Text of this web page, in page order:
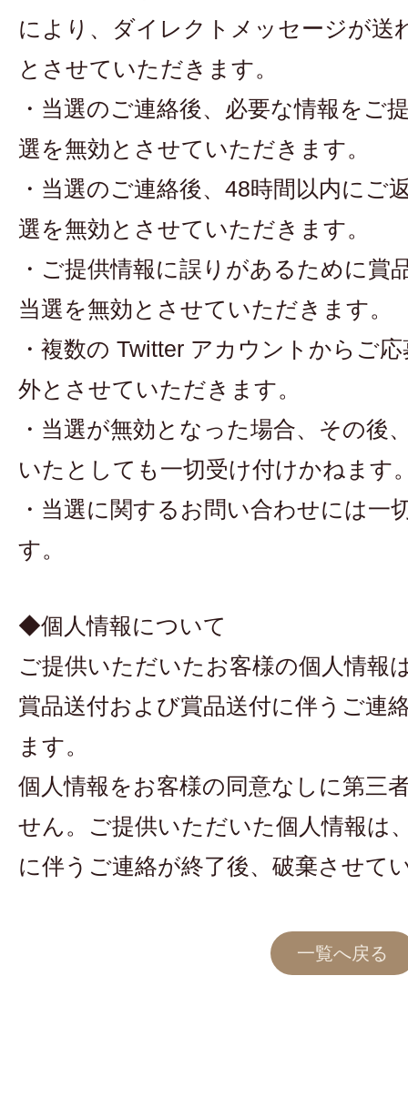
により、ダイレクトメッセージが送
とさせていただきます。
・当選のご連絡後、必要な情報をご
選を無効とさせていただきます。
・当選のご連絡後、48時間以内にご
選を無効とさせていただきます。
・ご提供情報に誤りがあるために賞
当選を無効とさせていただきます。
・複数の Twitter アカウントからご
外とさせていただきます。
・当選が無効となった場合、その後
いたとしても一切受け付けかねます
・当選に関するお問い合わせには一
す。
◆個人情報について
ご提供いただいたお客様の個人情報
賞品送付および賞品送付に伴うご連
ます。
個人情報をお客様の同意なしに第三
せん。ご提供いただいた個人情報は
に伴うご連絡が終了後、破棄させて
一覧へ戻る